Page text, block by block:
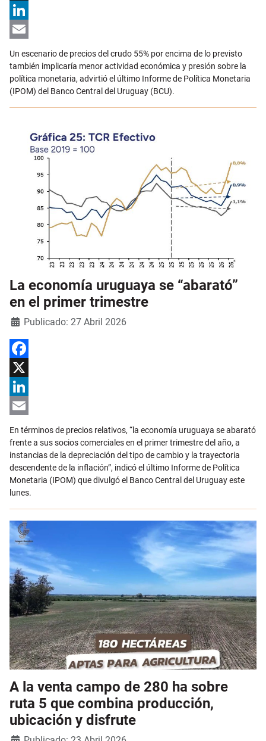
X
LinkedIn
Un escenario de precios del crudo 55% por encima de lo previsto
también implicaría menor actividad económica y presión sobre la
política monetaria, advirtió el último Informe de Política Monetaria
(IPOM) del Banco Central del Uruguay (BCU).
La economía uruguaya se “abarató”
en el primer trimestre
DetallesPublicado: 27 Abril 2026
Facebook
X
LinkedIn
Email
En términos de precios relativos, “la economía uruguaya se abarató
frente a sus socios comerciales en el primer trimestre del año, a
instancias de la depreciación del tipo de cambio y la trayectoria
descendente de la inflación”, indicó el último Informe de Política
Monetaria (IPOM) que divulgó el Banco Central del Uruguay este
lunes.
A la venta campo de 280 ha sobre
ruta 5 que combina producción,
ubicación y disfrute
Detalles